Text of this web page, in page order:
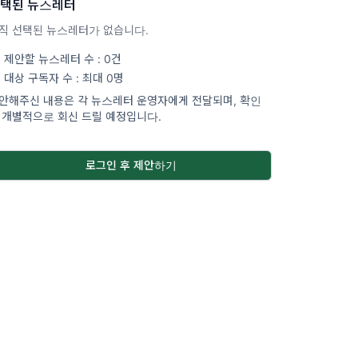
된 뉴스레터
선택된 뉴스레터가 없습니다.
제안할 뉴스레터 수 : 0건
대상 구독자 수 : 최대 0명
해주신 내용은 각 뉴스레터 운영자에게 전달되며, 확인
별적으로 회신 드릴 예정입니다.
로그인 후 제안하기